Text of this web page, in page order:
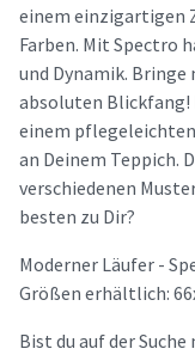
einem einzigartigen
Farben. Mit Spectro
und Dynamik. Bringe
absoluten Blickfang!
einem
an Deinem Teppich.
verschiedenen
besten zu Dir?
Moderner Läufer -
Größen erhältlich:
Bist du auf der